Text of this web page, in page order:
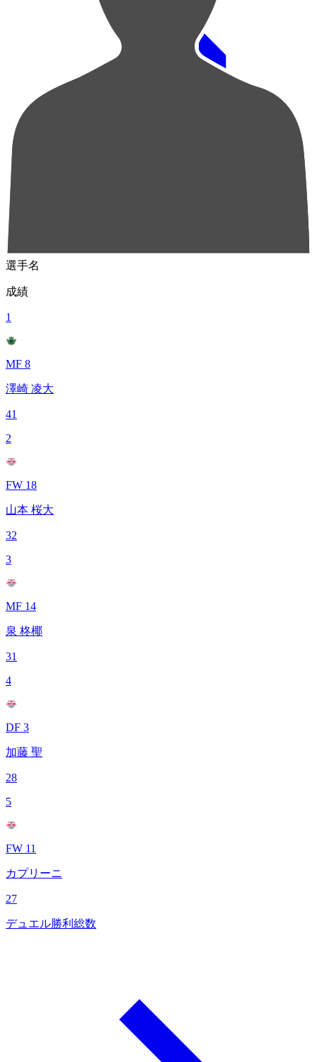
順位
選手名
成績
1
MF 8
澤崎 凌大
41
2
FW 18
山本 桜大
32
3
MF 14
泉 柊椰
31
4
DF 3
加藤 聖
28
5
FW 11
カプリーニ
27
デュエル勝利総数